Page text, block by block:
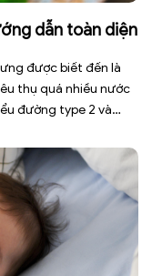
dẫn toàn diện
được biết đến là
thụ quá nhiều nước
đường type 2 và